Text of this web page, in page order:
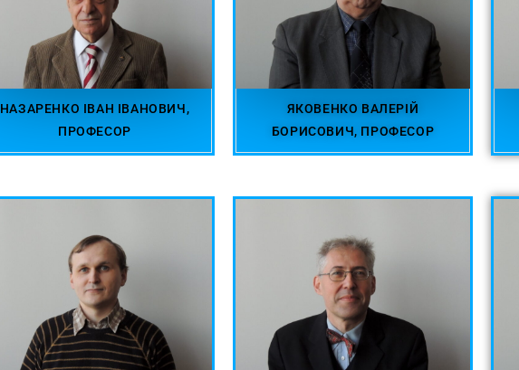
НАЗАРЕНКО ІВАН ІВАНОВИЧ,
ПРОФЕСОР
ЯКОВЕНКО ВАЛЕРІЙ
БОРИСОВИЧ, ПРОФЕСОР